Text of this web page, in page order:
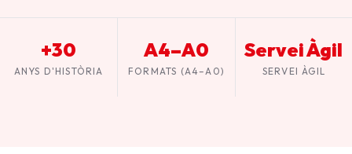
+30
ANYS D'HISTÒRIA
A4–A0
FORMATS (A4–A0)
Servei Àgil
SERVEI ÀGIL